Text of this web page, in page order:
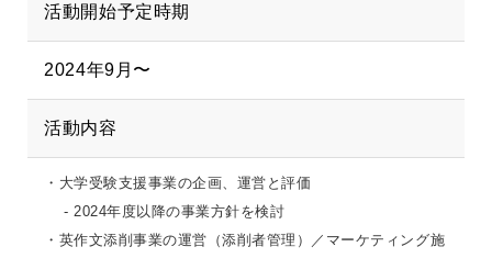
活動開始予定時期
2024年9月〜
活動内容
・大学受験支援事業の企画、運営と評価
- 2024年度以降の事業方針を検討
・英作文添削事業の運営（添削者管理）／マーケティング施